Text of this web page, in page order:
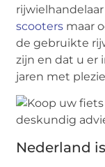
scooters maar
de gebruikte
zijn en dat u er
jaren met
Nederland